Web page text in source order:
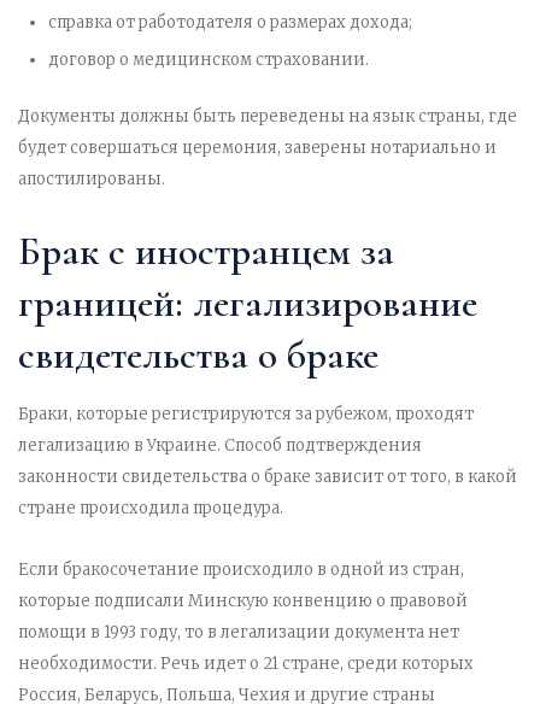
справка от работодателя о размерах дохода;
договор о медицинском страховании.
Документы должны быть переведены на язык страны, где
будет совершаться церемония, заверены нотариально и
апостилированы.
Брак с иностранцем за
границей: легализирование
свидетельства о браке
Браки, которые регистрируются за рубежом, проходят
легализацию в Украине. Способ подтверждения
законности свидетельства о браке зависит от того, в какой
стране происходила процедура.
Если бракосочетание происходило в одной из стран,
которые подписали Минскую конвенцию о правовой
помощи в 1993 году, то в легализации документа нет
необходимости. Речь идет о 21 стране, среди которых
Россия, Беларусь, Польша, Чехия и другие страны